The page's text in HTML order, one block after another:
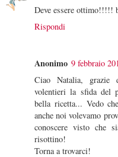
Deve essere ottimo!!!!!
Rispondi
Anonimo 9 febbraio
Ciao Natalia, grazie
volentieri la sfida del
bella ricetta... Vedo
anche noi volevamo
conoscere visto che
risottino!
Torna a trovarci!